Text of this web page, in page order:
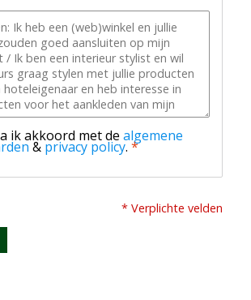
ik akkoord met de algemene
& privacy policy. *
* Verplichte velden